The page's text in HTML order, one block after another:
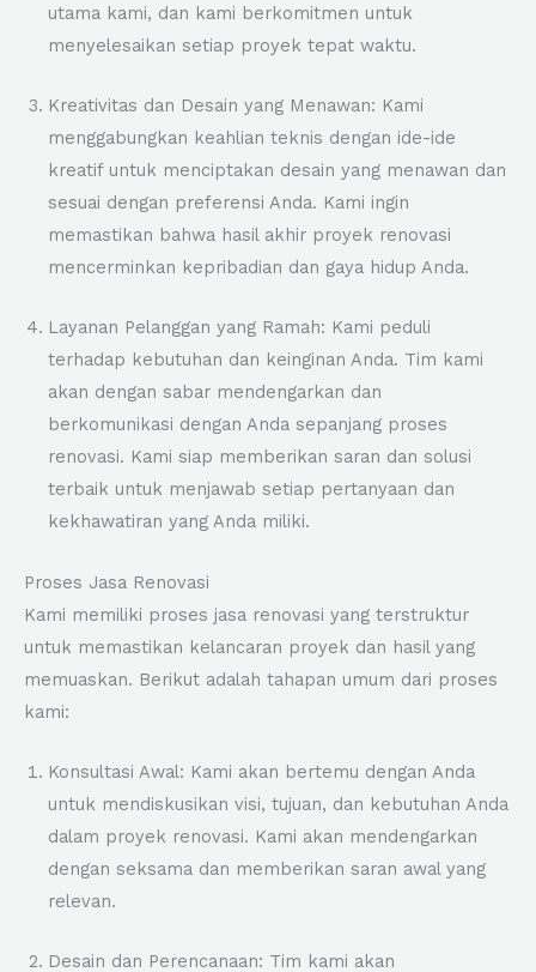
utama kami, dan kami berkomitmen untuk
menyelesaikan setiap proyek tepat waktu.
Kreativitas dan Desain yang Menawan: Kami
menggabungkan keahlian teknis dengan ide-ide
kreatif untuk menciptakan desain yang menawan dan
sesuai dengan preferensi Anda. Kami ingin
memastikan bahwa hasil akhir proyek renovasi
mencerminkan kepribadian dan gaya hidup Anda.
Layanan Pelanggan yang Ramah: Kami peduli
terhadap kebutuhan dan keinginan Anda. Tim kami
akan dengan sabar mendengarkan dan
berkomunikasi dengan Anda sepanjang proses
renovasi. Kami siap memberikan saran dan solusi
terbaik untuk menjawab setiap pertanyaan dan
kekhawatiran yang Anda miliki.
Proses Jasa Renovasi
Kami memiliki proses jasa renovasi yang terstruktur
untuk memastikan kelancaran proyek dan hasil yang
memuaskan. Berikut adalah tahapan umum dari proses
kami:
Konsultasi Awal: Kami akan bertemu dengan Anda
untuk mendiskusikan visi, tujuan, dan kebutuhan Anda
dalam proyek renovasi. Kami akan mendengarkan
dengan seksama dan memberikan saran awal yang
relevan.
Desain dan Perencanaan: Tim kami akan